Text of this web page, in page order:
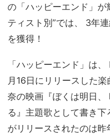
の「ハッピーエンド」が
ティスト別”では、 3年
を獲得！
「ハッピーエンド」は
月16日にリリースした
奈の映画『ぼくは明日
る』主題歌として書き
がリリースされたのは昨